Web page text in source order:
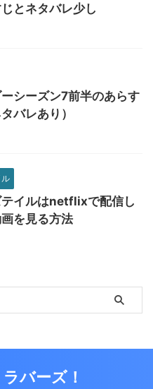
とネタバレ少し
シーズン7前半のあらす
バレあり）
イルはnetflixで配信し
を見る方法
バーズ！